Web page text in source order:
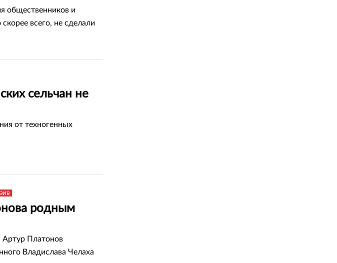
общественников и
всего, не сделали
сельчан не
от техногенных
родным
Артур Платонов
Владислава Челаха